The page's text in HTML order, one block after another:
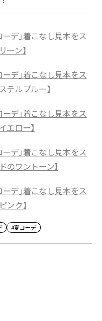
デ」着こなし見本をス
ーン】
デ」着こなし見本をス
テルブルー】
デ」着こなし見本をス
エロー】
デ」着こなし見本をス
のワントーン】
デ」着こなし見本をス
ンク】
#夏コーデ